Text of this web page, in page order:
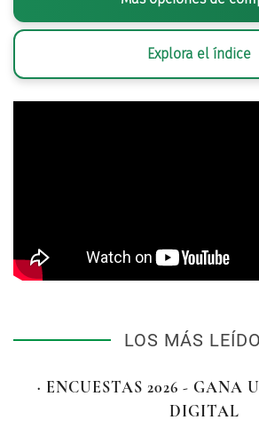
Explora el índice
LOS MÁS
· ENCUESTAS 2026 - GANA
DIGITAL